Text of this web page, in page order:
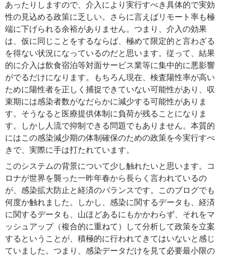
あったりしますので、介入により実行すべき具体的で実効
性の見込める政策に乏しい。さらに言えばリモート率も極
端に下げられる余裕がありません。つまり、介入の効果
は、仮に同じことをするならば、極めて限定的と言わざる
を得ない状況になっているのだと思います。従って、結果
的に介入は飲食宿泊等対面サービス業等に集中的に悪影響
がでるだけになります。もちろん現在、検査陽性率が高い
ために陽性者を正しく捕捉できていない可能性があり、収
束期には感染者数がなだらかに減少する可能性がありま
す。そうなると医療提供体制に負荷が残ることになりま
す。しかし人流で抑制できる問題でもありません。本質的
にはこの感染減少期の体制確保のための政策を今実行すべ
きで、実際に手は打たれています。
このシステムの背景について少し触れたいと思います。コ
ロナが世界を襲った一昨年春から長らく言われているの
が、感染拡大防止と経済のバランスです。このブログでも
何度か触れました。しかし、感染に関するデータも、経済
に関するデータも、山ほどあるにもかかわらず、それをマ
ッシュアップ（複合的に重ねて）して分析して政策を立案
するということが、積極的に行われてきてはいないと感じ
ていました。つまり、感染データだけを見て必要最小限の